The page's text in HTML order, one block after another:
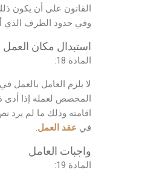
القانون على أن يكون
وفي حدود الظرف الذي
استبدال مكان العمل
المادة 18:
لا يلزم العامل بالعمل
المخصص لعمله إذا أدى
اقامته وذلك ما لم يرد
في عقد العمل
واجبات العامل
المادة 19: